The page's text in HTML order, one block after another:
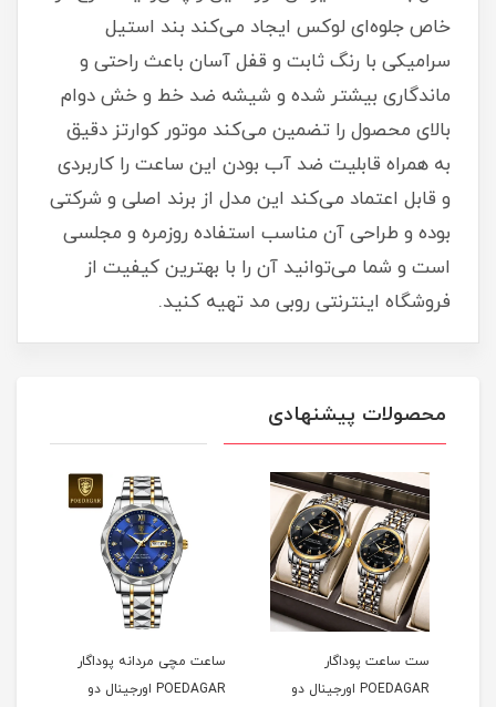
خاص جلوه‌ای لوکس ایجاد می‌کند بند استیل
سرامیکی با رنگ ثابت و قفل آسان باعث راحتی و
ماندگاری بیشتر شده و شیشه ضد خط و خش دوام
بالای محصول را تضمین می‌کند موتور کوارتز دقیق
به همراه قابلیت ضد آب بودن این ساعت را کاربردی
و قابل اعتماد می‌کند این مدل از برند اصلی و شرکتی
بوده و طراحی آن مناسب استفاده روزمره و مجلسی
است و شما می‌توانید آن را با بهترین کیفیت از
فروشگاه اینترنتی روبی مد تهیه کنید.
محصولات پیشنهادی
ست ساعت پوداگار
POEDAGAR اورجينال دو
ساعت مچی مردانه پوداگار
POEDAGAR اورجينال دو